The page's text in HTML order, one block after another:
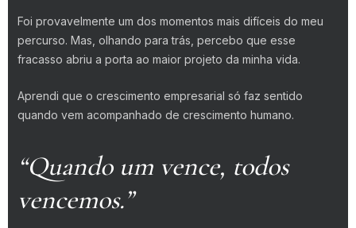
Foi provavelmente um dos momentos mais difíceis do meu
percurso. Mas, olhando para trás, percebo que esse
fracasso abriu a porta ao maior projeto da minha vida.
Aprendi que o crescimento empresarial só faz sentido
quando vem acompanhado de crescimento humano.
“Quando um vence, todos
vencemos.”